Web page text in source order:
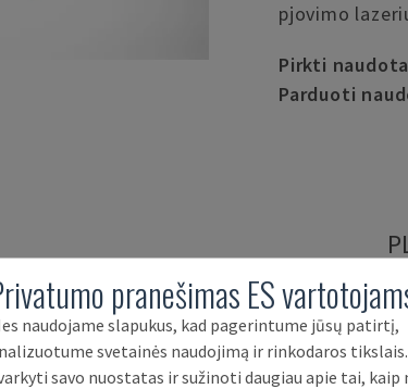
pjovimo
Pirkti
Parduoti
Naudotos
mūsų
plastiko
pranešimas ES
naudojame slapukus, kad pagerintume jūsų patirtį,
svetainės naudojimą ir rinkodaros
savo nuostatas ir sužinoti daugiau apie tai, kaip